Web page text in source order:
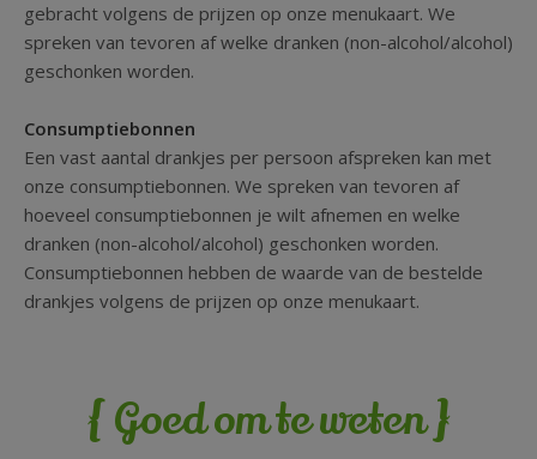
gebracht volgens de prijzen op onze menukaart. We
spreken van tevoren af welke dranken (non-alcohol/alcohol)
geschonken worden.
Consumptiebonnen
Een vast aantal drankjes per persoon afspreken kan met
onze consumptiebonnen. We spreken van tevoren af
hoeveel consumptiebonnen je wilt afnemen en welke
dranken (non-alcohol/alcohol) geschonken worden.
Consumptiebonnen hebben de waarde van de bestelde
drankjes volgens de prijzen op onze menukaart.
{Goed om te weten }